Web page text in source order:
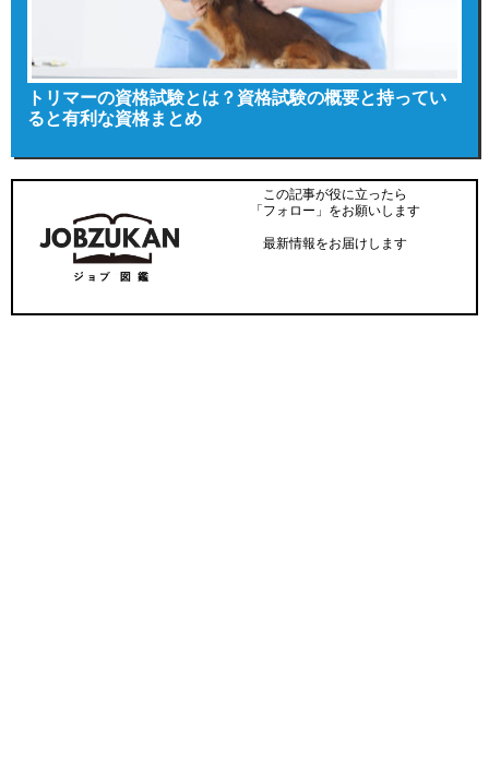
トリマーの資格試験とは？資格試験の概要と持ってい
ると有利な資格まとめ
この記事が役に立ったら
「フォロー」をお願いします
最新情報をお届けします